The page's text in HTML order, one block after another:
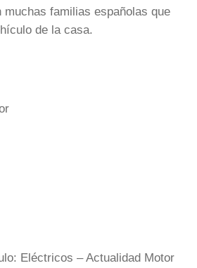
familias españolas que
de la casa.
Eléctricos – Actualidad Motor